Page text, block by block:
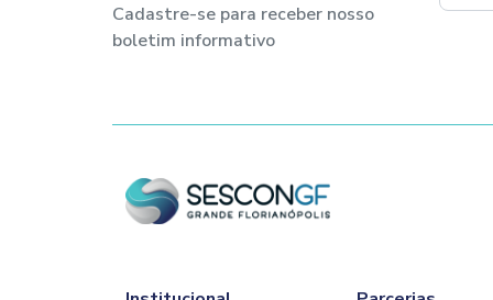
Cadastre-se para receber nosso
boletim informativo